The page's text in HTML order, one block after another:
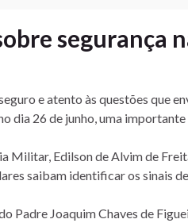
segurança
e atento às questões que
dia 26 de junho, uma
Militar, Edilson de Alvim de
saibam identificar os sinais
Joaquim Chaves de